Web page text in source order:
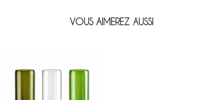
VOUS AIMEREZ AUSSI